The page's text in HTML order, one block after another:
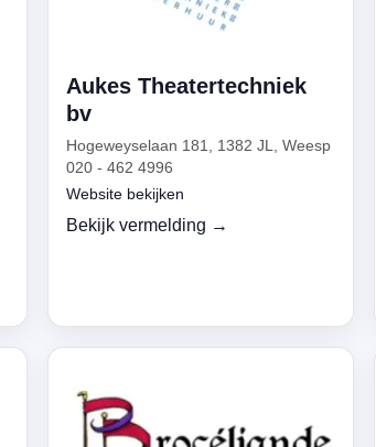
Aukes Theatertechniek
bv
Hogeweyselaan 181, 1382 JL, Weesp
020 - 462 4996
Website bekijken
Bekijk vermelding →